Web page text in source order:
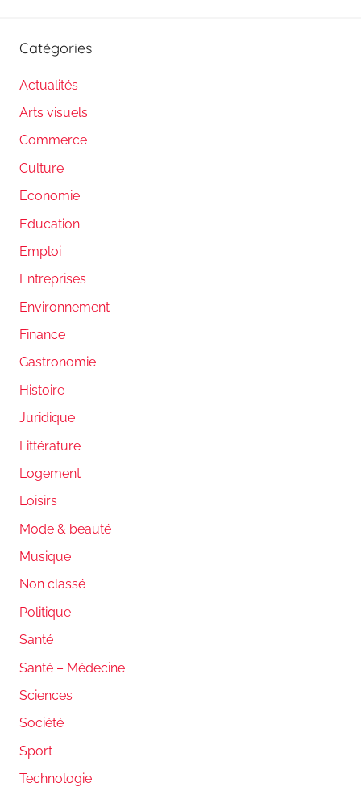
Catégories
Actualités
Arts visuels
Commerce
Culture
Economie
Education
Emploi
Entreprises
Environnement
Finance
Gastronomie
Histoire
Juridique
Littérature
Logement
Loisirs
Mode & beauté
Musique
Non classé
Politique
Santé
Santé – Médecine
Sciences
Société
Sport
Technologie